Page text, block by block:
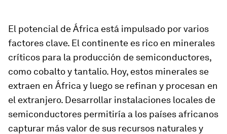
El potencial de África está impulsado por varios
factores clave. El continente es rico en minerales
críticos para la producción de semiconductores,
como cobalto y tantalio. Hoy, estos minerales se
extraen en África y luego se refinan y procesan en
el extranjero. Desarrollar instalaciones locales de
semiconductores permitiría a los países africanos
capturar más valor de sus recursos naturales y